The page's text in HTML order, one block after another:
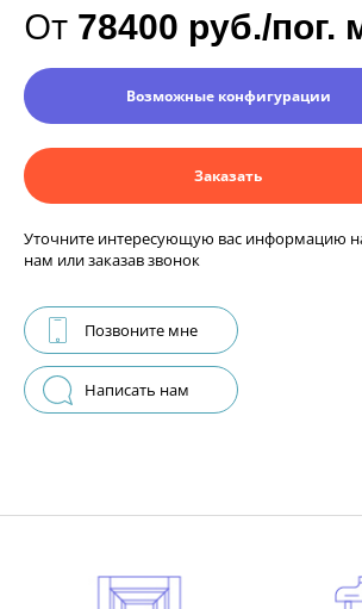
От 78400 руб./пог.
Возможные конфигурации
Заказать
Уточните интересующую вас информацию
нам или заказав звонок
Позвоните мне
Написать нам